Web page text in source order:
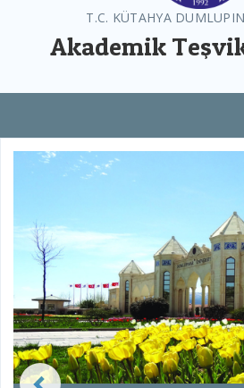
T.C. KÜTAHYA
Akademik
Previous